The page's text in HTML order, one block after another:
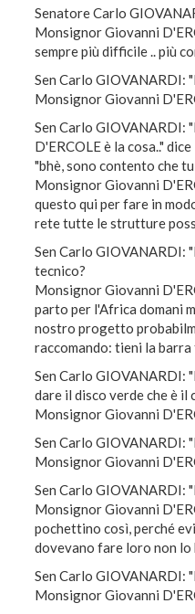
Senatore Carlo
Monsignor Giovanni
sempre più difficile .. più
Sen Carlo GIOVANARDI:
Monsignor Giovanni
Sen Carlo GIOVANARDI:
D'ERCOLE è la cosa.."
"bhè, sono contento che
Monsignor Giovanni
questo qui per fare in
rete tutte le strutture
Sen Carlo
tecnico?
Monsignor Giovanni
parto per l'Africa domani
nostro progetto
raccomando: tieni la barra
Sen Carlo GIOVANARDI:
dare il disco verde che è il
Monsignor Giovanni
Sen Carlo GIOVANARDI:
Monsignor Giovanni
Sen Carlo GIOVANARDI:
Monsignor Giovanni
pochettino così, perché
dovevano fare loro non lo
Sen Carlo GIOVANARDI:
Monsignor Giovanni